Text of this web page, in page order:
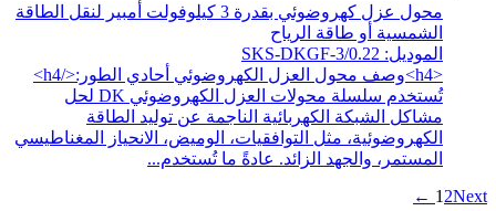
محول عزل كهروضوئي بقدرة 3 كيلوفولت أمبير لنقل الطاقة
الشمسية أو طاقة الرياح
الموديل: SKS-DKGF-3/0.22
<h4>وصف محول العزل الكهروضوئي أحادي الطور:</h4>
تُستخدم سلسلة محولات العزل الكهروضوئي DK لحل
مشاكل الشبكة الكهربائية الناجمة عن توليد الطاقة
الكهروضوئية، مثل التوافقيات، الوميض، الانحياز المغناطيسي
المستمر، والجهد الزائد. عادةً ما تُستخدم...
1 2Next ←